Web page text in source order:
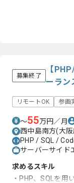
募集終了
【
ーラン
リモートOK 参画
〜55万円／月
西中島南方(大
PHP / SQL /
サーバーサイド
求めるスキル
・PHP、SQLを用